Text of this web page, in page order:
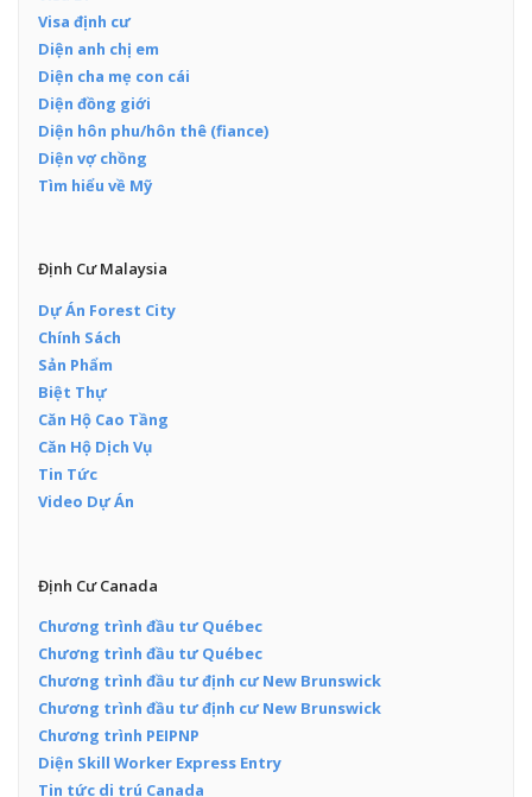
Visa định cư
Diện anh chị em
Diện cha mẹ con cái
Diện đồng giới
Diện hôn phu/hôn thê (fiance)
Diện vợ chồng
Tìm hiểu về Mỹ
Định Cư Malaysia
Dự Án Forest City
Chính Sách
Sản Phẩm
Biệt Thự
Căn Hộ Cao Tầng
Căn Hộ Dịch Vụ
Tin Tức
Video Dự Án
Định Cư Canada
Chương trình đầu tư Québec
Chương trình đầu tư Québec
Chương trình đầu tư định cư New Brunswick
Chương trình đầu tư định cư New Brunswick
Chương trình PEIPNP
Diện Skill Worker Express Entry
Tin tức di trú Canada